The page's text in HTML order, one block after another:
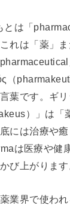
とは「
れは「薬」
（
葉です。ギ
）」は「
には治療や
は医療や健
び上がります
業界で使わ